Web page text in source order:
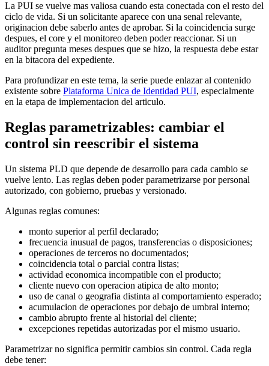
La PUI se vuelve mas valiosa cuando esta conectada con el resto del
ciclo de vida. Si un solicitante aparece con una senal relevante,
originacion debe saberlo antes de aprobar. Si la coincidencia surge
despues, el core y el monitoreo deben poder reaccionar. Si un
auditor pregunta meses despues que se hizo, la respuesta debe estar
en la bitacora del expediente.
Para profundizar en este tema, la serie puede enlazar al contenido
existente sobre Plataforma Unica de Identidad PUI, especialmente
en la etapa de implementacion del articulo.
Reglas parametrizables: cambiar el
control sin reescribir el sistema
Un sistema PLD que depende de desarrollo para cada cambio se
vuelve lento. Las reglas deben poder parametrizarse por personal
autorizado, con gobierno, pruebas y versionado.
Algunas reglas comunes:
monto superior al perfil declarado;
frecuencia inusual de pagos, transferencias o disposiciones;
operaciones de terceros no documentados;
coincidencia total o parcial contra listas;
actividad economica incompatible con el producto;
cliente nuevo con operacion atipica de alto monto;
uso de canal o geografia distinta al comportamiento esperado;
acumulacion de operaciones por debajo de umbral interno;
cambio abrupto frente al historial del cliente;
excepciones repetidas autorizadas por el mismo usuario.
Parametrizar no significa permitir cambios sin control. Cada regla
debe tener: